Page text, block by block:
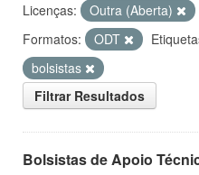
Licenças: Outra (Aberta)
Formatos:
ODT
bolsistas
Filtrar Resultados
Bolsistas de Apoio